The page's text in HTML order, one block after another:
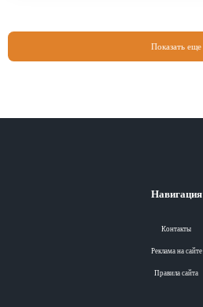
Показать еще
Навигация
Контакты
Реклама на сайте
Правила сайта